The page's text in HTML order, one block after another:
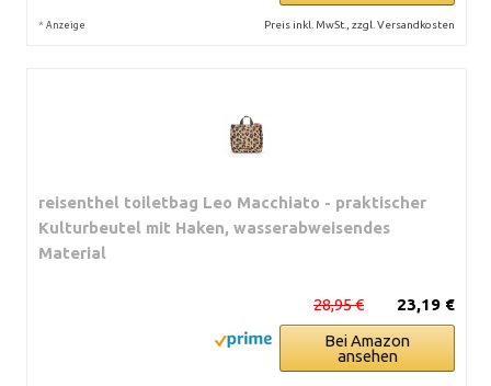
* Anzeige Preis inkl. MwSt., zzgl. Versandkosten
reisenthel toiletbag Leo Macchiato - praktischer
Kulturbeutel mit Haken, wasserabweisendes
Material
23,19 €
28,95 €
Bei Amazon
ansehen